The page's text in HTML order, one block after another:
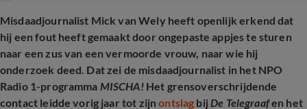
Misdaadjournalist Mick van Wely heeft openlijk erkend dat
hij een fout heeft gemaakt door ongepaste appjes te sturen
naar een zus van een vermoorde vrouw, naar wie hij
onderzoek deed. Dat zei de misdaadjournalist in het NPO
Radio 1-programma MISCHA! Het grensoverschrijdende
contact leidde vorig jaar tot zijnontslag bijDe Telegraafen het